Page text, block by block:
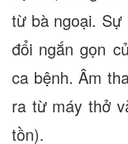
từ bà ngoại.
đổi ngắn gọn
ca bệnh. Âm
ra từ máy thở
tồn).